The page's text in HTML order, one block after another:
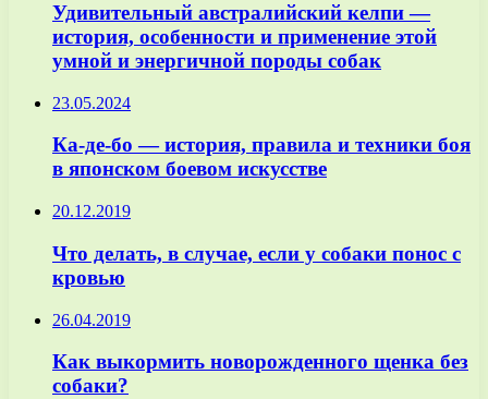
Удивительный австралийский келпи —
история, особенности и применение этой
умной и энергичной породы собак
23.05.2024
Ка-де-бо — история, правила и техники боя
в японском боевом искусстве
20.12.2019
Что делать, в случае, если у собаки понос с
кровью
26.04.2019
Как выкормить новорожденного щенка без
собаки?